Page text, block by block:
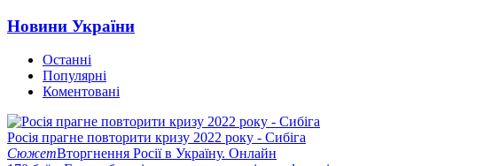
Новини України
Останні
Популярні
Коментовані
Росія прагне повторити кризу 2022 року - Сибіга
СюжетВторгнення Росії в Україну. Онлайн